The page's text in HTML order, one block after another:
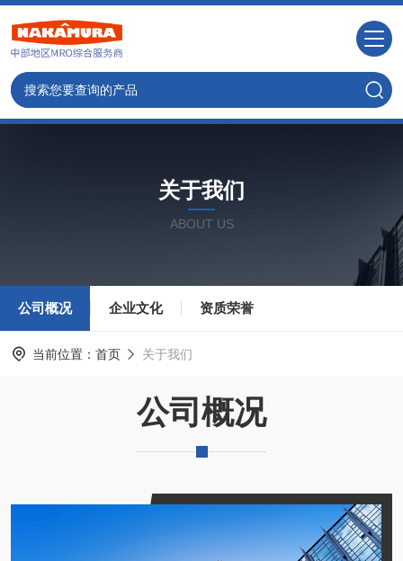
关于我们
ABOUT US
公司概况 企业文化 资质荣誉
当前位置： 首页 关于我们
公司概况